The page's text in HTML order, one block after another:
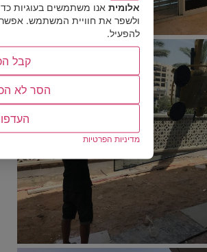
אלומית אנו משתמשים בעוגיות
ולשפר את חוויית המשתמש. אפשר
להפעיל.
קבל
הסר לא
מדיניות הפרטיות